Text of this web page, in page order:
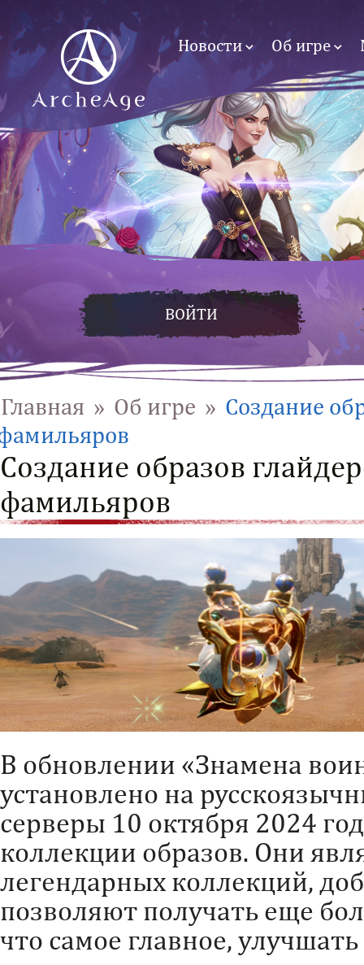
Новости Об игре
ВОЙТИ
Главная » Об игре » Создание
Создание образов
фамильяров
В обновлении «Знамена
установлено на
серверы 10 октября 2024
коллекции образов. Они
легендарных коллекций,
позволяют получать еще
что самое главное,